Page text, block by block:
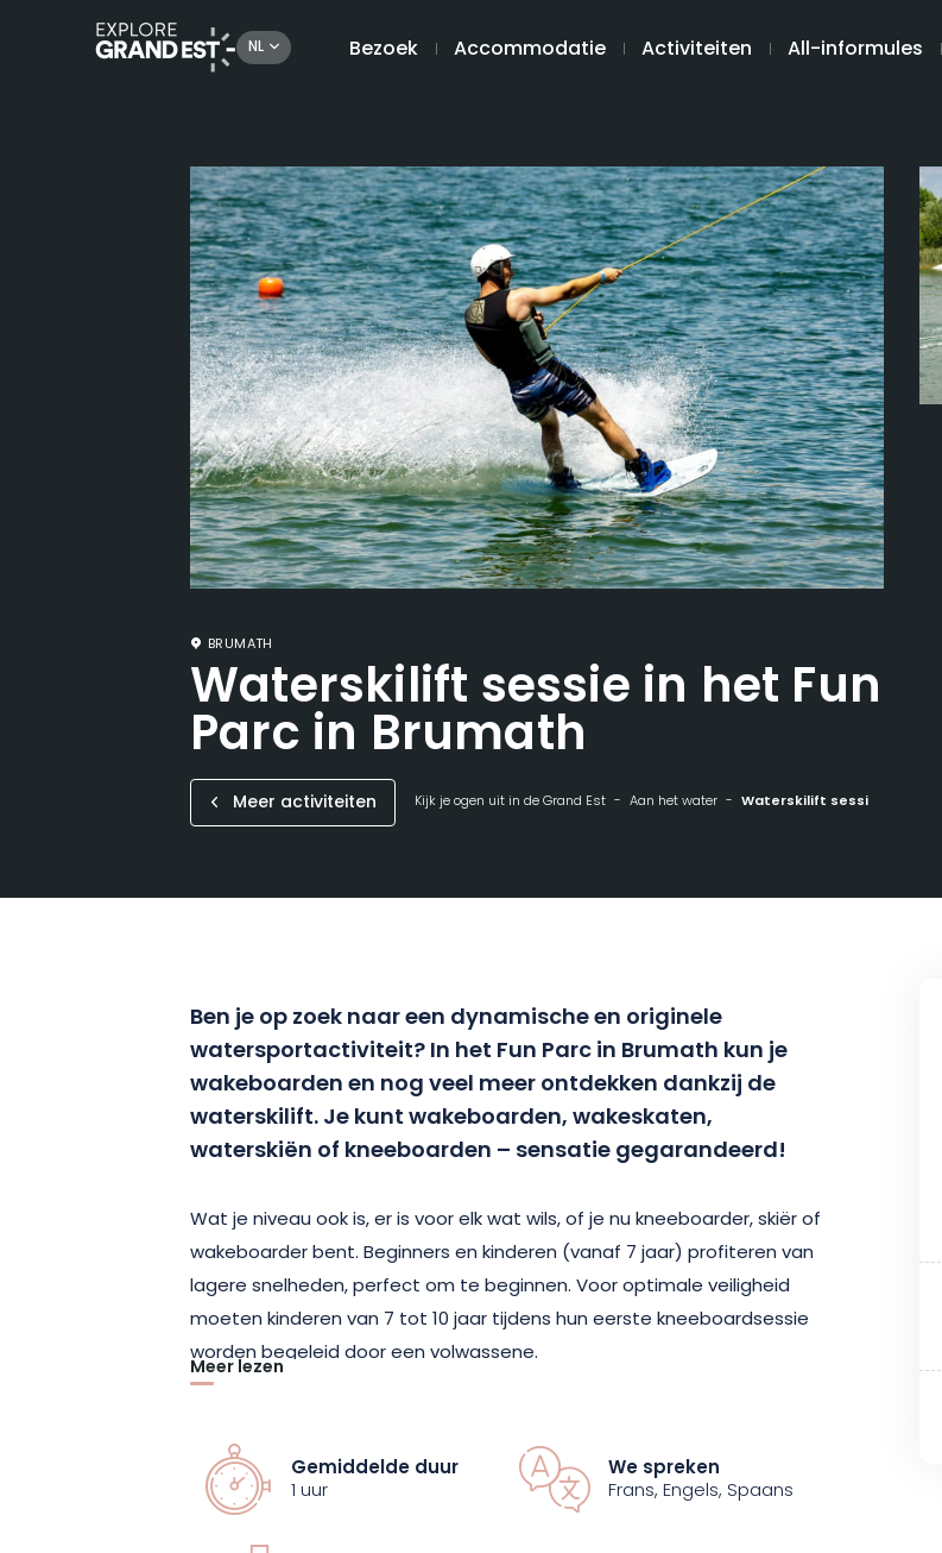
NL Bezoek Accommodatie Activiteiten All-informules
BRUMATH
Waterskilift sessie in het Fun
Parc in Brumath
Meer activiteiten Kijk je ogen uit in de Grand Est Aan het water Waterskilift sessie in het Fun Parc in Brumath
Ben je op zoek naar een dynamische en originele
watersportactiviteit? In het Fun Parc in Brumath kun je
wakeboarden en nog veel meer ontdekken dankzij de
waterskilift. Je kunt wakeboarden, wakeskaten,
waterskiën of kneeboarden – sensatie gegarandeerd!
Wat je niveau ook is, er is voor elk wat wils, of je nu kneeboarder, skiër of
wakeboarder bent. Beginners en kinderen (vanaf 7 jaar) profiteren van
lagere snelheden, perfect om te beginnen. Voor optimale veiligheid
moeten kinderen van 7 tot 10 jaar tijdens hun eerste kneeboardsessie
worden begeleid door een volwassene.
momenten met vrienden of familie. Boek vandaag nog je sessie
(plaatsen zijn beperkt) en laat je meevoeren door de energie en
vrijheid van het water!
Meer lezen
Gemiddelde duur
1 uur
We spreken
Frans, Engels, Spaans